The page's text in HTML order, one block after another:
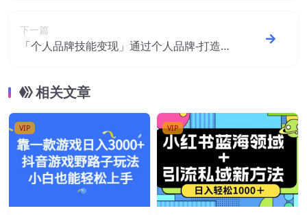
下一篇
「个人品牌技能变现」通过个人品牌-打造自
相关文章
VIP VIP